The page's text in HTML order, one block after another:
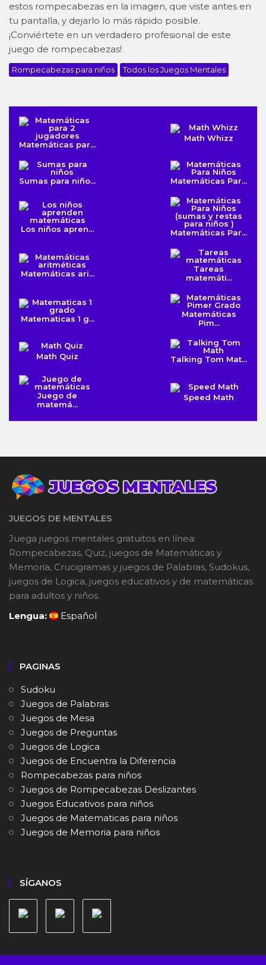
estos rompecabezas en la imagen, que viste antes en
tu pantalla, y dejarlo lo más rápido posible.
¡Conviértete en un verdadero profesional de este
juego de rompecabezas!
Rompecabezas para niños Todos los Juegos Mentales
Matemáticas par...
Math Whizz
Sumas para niño... Matemáticas Par...
Los niños apren... Matemáticas Par...
Matemáticas ari...
Tareas
matemáti...
Matematicas 1 g...
Matemáticas
Pim...
Math Quiz Talking Tom Mat...
Juego de
matemá...
Speed Math
JUEGOS DE MENTALES
Juega juegos mentales gratuitos en línea:
Rompecabezas, Quiz, juegos de Matemáticas y
Memoria, Crucigramas y juegos de Palabras, Sudokus,
juegos de Logica, juegos educativos y de matemáticas
para adultos y niños.
Lengua:
Español
PAGINAS
Sudoku
Juegos de Palabras
Juegos de Mesa
Juegos de Preguntas
Juegos de Logica
Juegos de Encuentra la Diferencia
Rompecabezas para niños
Juegos de Rompecabezas Deslizantes
Juegos Educativos para niños
Juegos de Matematicas para niños
Juegos de Memoria para niños
SÍGANOS